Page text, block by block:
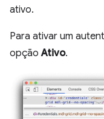
ativo.
Para ativar um
opçãoAtivo.